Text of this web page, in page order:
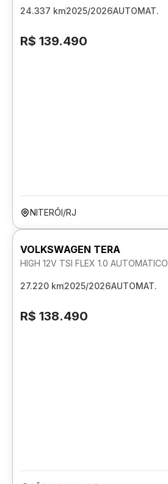
24.337 km2025/2026AUTOMAT.
R$ 139.490
NITERÓI/RJ
VOLKSWAGEN TERA
HIGH 12V TSI FLEX 1.0 AUTOMATICO
27.220 km2025/2026AUTOMAT.
R$ 138.490